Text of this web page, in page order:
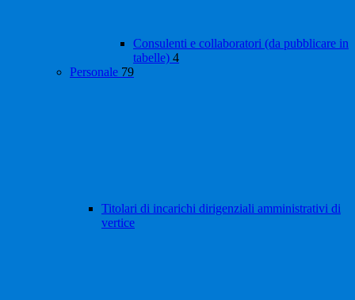
Consulenti e collaboratori (da pubblicare in
tabelle) 4
Personale 79
Titolari di incarichi dirigenziali amministrativi di
vertice